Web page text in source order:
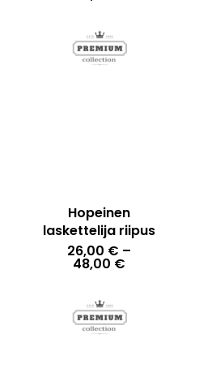
Hopeinen
laskettelija riipus
26,00 € –
48,00 €